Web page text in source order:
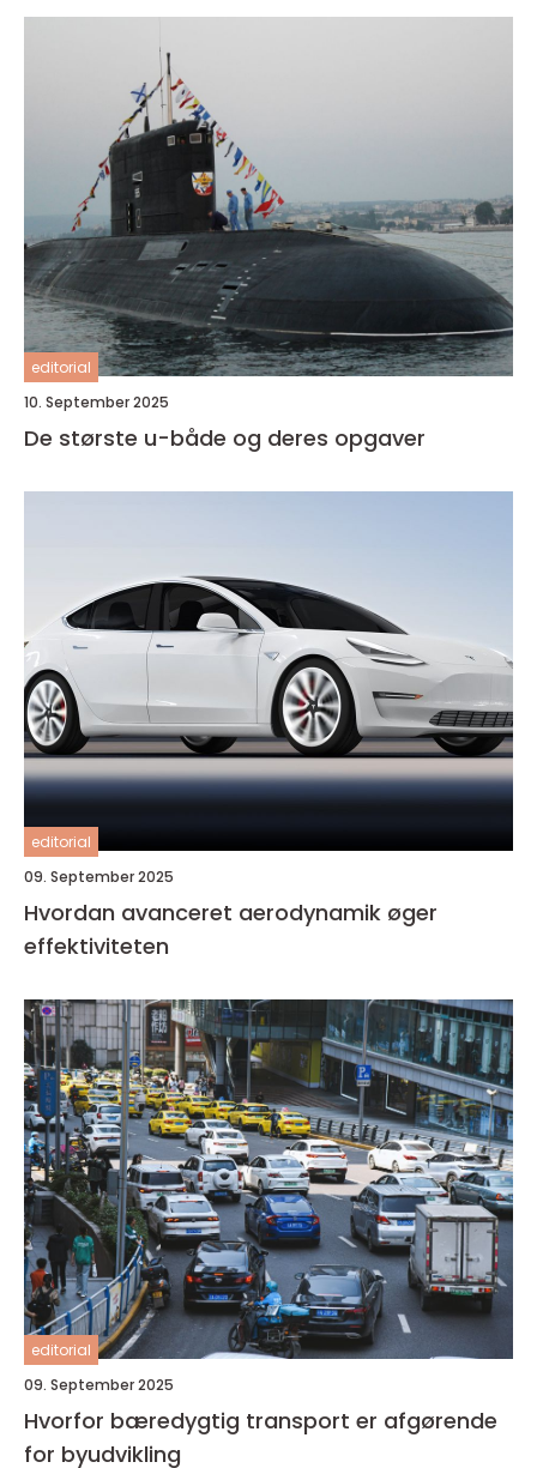
editorial
10. September 2025
De største u-både og deres opgaver
editorial
09. September 2025
Hvordan avanceret aerodynamik øger
effektiviteten
editorial
09. September 2025
Hvorfor bæredygtig transport er afgørende
for byudvikling